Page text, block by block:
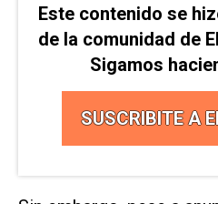
Este contenido se
de la comunidad de
Sigamos
SUSCRIBITE A